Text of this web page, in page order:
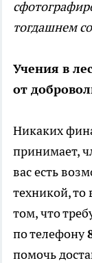
тогдашнем
Учения в
от
Никаких
принимает,
вас есть
техникой, то
том, что
по телефону
помочь